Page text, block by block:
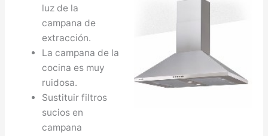
luz de la
campana de
extracción.
La campana de la
cocina es muy
ruidosa.
Sustituir filtros
sucios en
campana